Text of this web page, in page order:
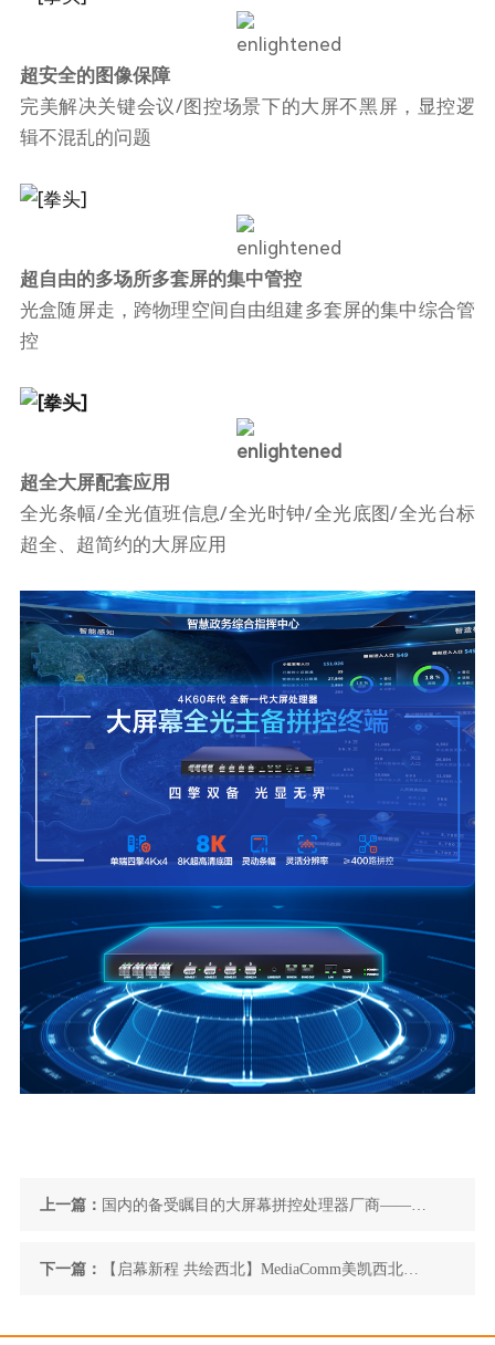
超安全的图像保障
完美解决关键会议/图控场景下的大屏不黑屏，显控逻
辑不混乱的问题
超自由的多场所多套屏的集中管控
光盒随屏走，跨物理空间自由组建多套屏的集中综合管
控
超全大屏配套应用
全光条幅/全光值班信息/全光时钟/全光底图/全光台标
超全、超简约的大屏应用
上一篇： 国内的备受瞩目的大屏幕拼控处理器厂商——
MediaComm美凯
下一篇： 【启幕新程 共绘西北】MediaComm美凯西北营